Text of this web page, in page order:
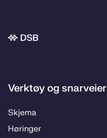
Bunnområde
Verktøy og snarveier
Skje­­ma
Hø­rin­­ger